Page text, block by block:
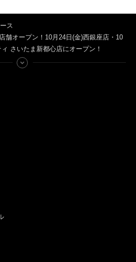
ス
舗オープン！10月24日(金)西銀座店・10
さいたま新都心店にオープン！